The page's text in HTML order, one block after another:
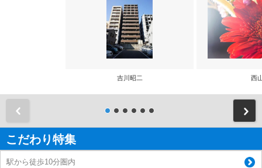
吉川昭二 西
こだわり特集
駅から徒歩10分圏内